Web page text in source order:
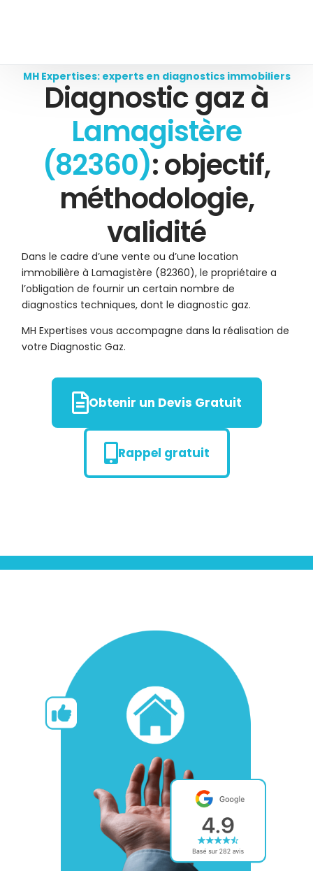
MH Expertises: experts en diagnostics immobiliers
Diagnostic gaz à
Lamagistère
(82360): objectif,
méthodologie,
validité
Dans le cadre d’une vente ou d’une location
immobilière à Lamagistère (82360), le propriétaire a
l’obligation de fournir un certain nombre de
diagnostics techniques, dont le diagnostic gaz.
MH Expertises vous accompagne dans la réalisation de
votre Diagnostic Gaz.
Obtenir un Devis Gratuit
Rappel gratuit